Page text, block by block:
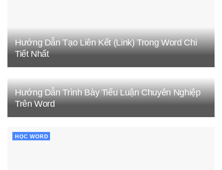
Hướng Dẫn Tạo Liên Kết (Link) Trong Word Chi
Tiết Nhất
Hướng Dẫn Trình Bày Tiểu Luận Chuyên Nghiệp
Trên Word
HỌC WORD